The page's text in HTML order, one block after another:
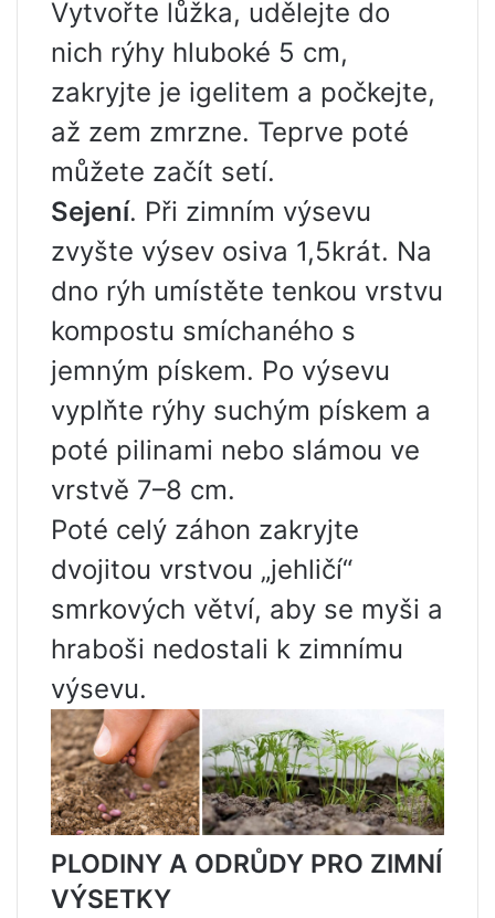
Vytvořte lůžka, udělejte do
nich rýhy hluboké 5 cm,
zakryjte je igelitem a počkejte,
až zem zmrzne. Teprve poté
můžete začít setí.
Sejení. Při zimním výsevu
zvyšte výsev osiva 1,5krát. Na
dno rýh umístěte tenkou vrstvu
kompostu smíchaného s
jemným pískem. Po výsevu
vyplňte rýhy suchým pískem a
poté pilinami nebo slámou ve
vrstvě 7–8 cm.
Poté celý záhon zakryjte
dvojitou vrstvou „jehličí“
smrkových větví, aby se myši a
hraboši nedostali k zimnímu
výsevu.
PLODINY A ODRŮDY PRO ZIMNÍ
VÝSETKY